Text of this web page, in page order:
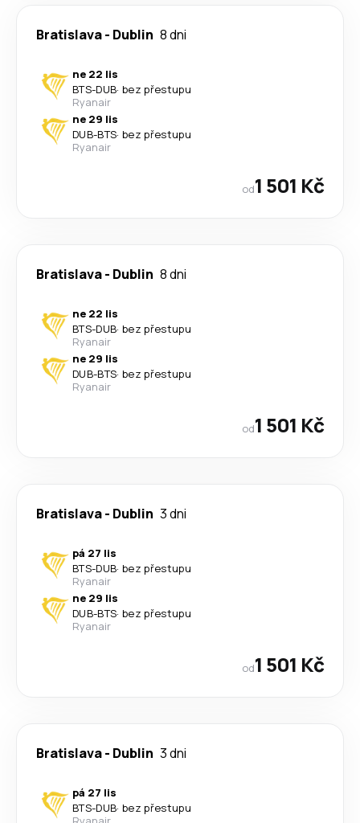
Bratislava- Dublin 8 dni
ne 22 lis
BTS-DUB· bez přestupu
Ryanair
ne 29 lis
DUB-BTS· bez přestupu
Ryanair
od1 501 Kč
Bratislava- Dublin 8 dni
ne 22 lis
BTS-DUB· bez přestupu
Ryanair
ne 29 lis
DUB-BTS· bez přestupu
Ryanair
od1 501 Kč
Bratislava- Dublin 3 dni
pá 27 lis
BTS-DUB· bez přestupu
Ryanair
ne 29 lis
DUB-BTS· bez přestupu
Ryanair
od1 501 Kč
Bratislava- Dublin 3 dni
pá 27 lis
BTS-DUB· bez přestupu